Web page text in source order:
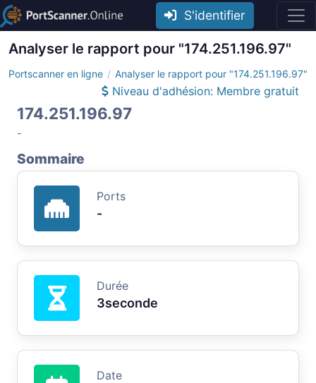
S'identifier
Analyser le rapport pour "174.251.196.97"
Portscanner en ligne Analyser le rapport pour "174.251.196.97"
Niveau d'adhésion: Membre gratuit
174.251.196.97
-
Sommaire
Ports
-
Durée
3seconde
Date